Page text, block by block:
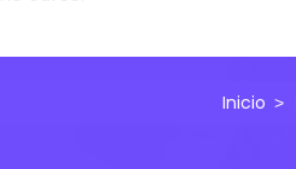
Inicio